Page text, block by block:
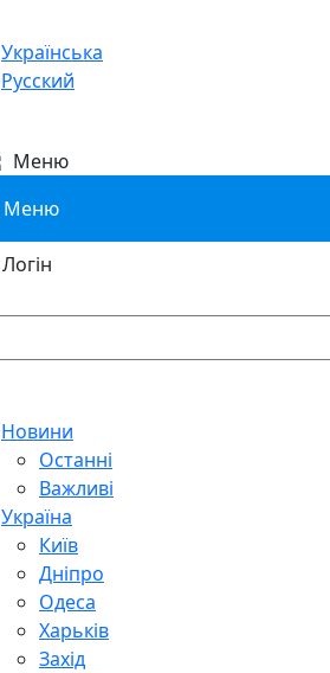
Українська
Русский
Меню
Меню
Логін
Новини
Останні
Важливі
Україна
Київ
Дніпро
Одеса
Харьків
Захід